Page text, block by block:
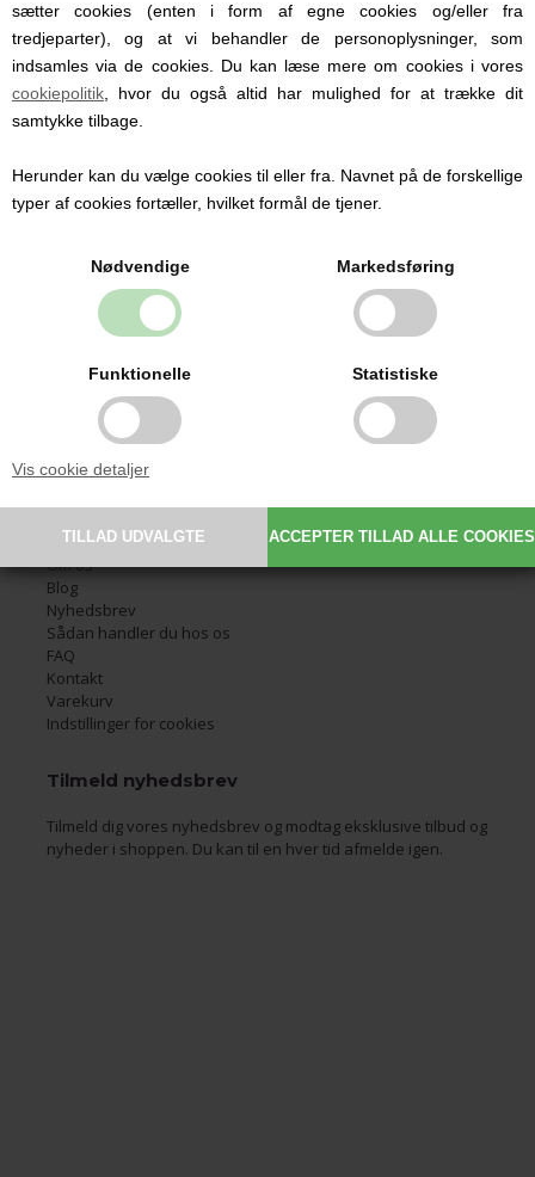
sætter cookies (enten i form af egne cookies og/eller fra
tredjeparter), og at vi behandler de personoplysninger, som
indsamles via de cookies. Du kan læse mere om cookies i vores
cookiepolitik , hvor du også altid har mulighed for at trække dit
samtykke tilbage.
Herunder kan du vælge cookies til eller fra. Navnet på de forskellige
typer af cookies fortæller, hvilket formål de tjener.
Nødvendige Markedsføring
Funktionelle Statistiske
Vis cookie detaljer
Kontakt
Glarmestervej 7
DK-6800 Varde
CVR: 30209648
info@babysutten.dk
29 11 19 07
Information
Forside
Fortrydelsesformular
Om os
Blog
Nyhedsbrev
Sådan handler du hos os
FAQ
Kontakt
Varekurv
Indstillinger for cookies
Tilmeld nyhedsbrev
Tilmeld dig vores nyhedsbrev og modtag eksklusive tilbud og
nyheder i shoppen. Du kan til en hver tid afmelde igen.